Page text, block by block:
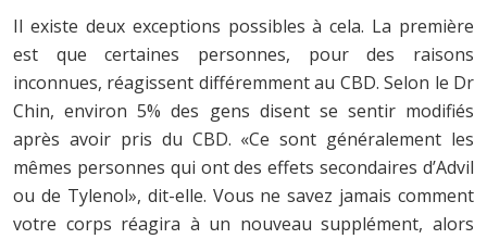
Il existe deux exceptions possibles à cela. La première
est que certaines personnes, pour des raisons
inconnues, réagissent différemment au CBD. Selon le Dr
Chin, environ 5% des gens disent se sentir modifiés
après avoir pris du CBD. «Ce sont généralement les
mêmes personnes qui ont des effets secondaires d’Advil
ou de Tylenol», dit-elle. Vous ne savez jamais comment
votre corps réagira à un nouveau supplément, alors